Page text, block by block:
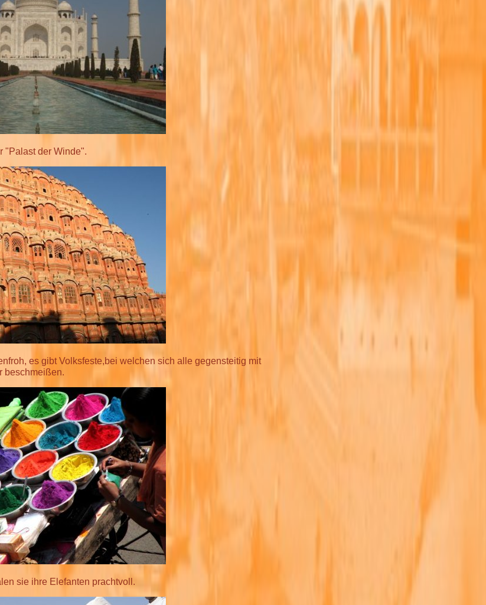
"Palast der Winde".
es gibt Volksfeste,bei welchen sich alle gegensteitig mit
beschmeißen.
sie ihre Elefanten prachtvoll.